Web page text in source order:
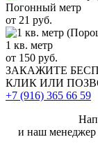
Погонный метр
от 21 руб.
1 кв. метр
от 150 руб.
ЗАКАЖИТЕ
КЛИК ИЛИ
+7 (916) 365 66 59
и наш менеджер